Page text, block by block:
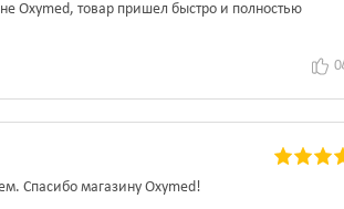
Oxymed, товар пришел быстро и полностью
0
Спасибо магазину Oxymed!